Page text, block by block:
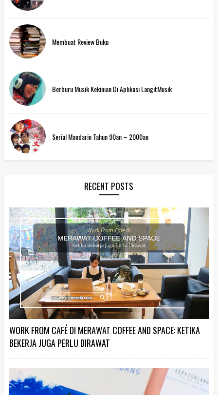
Membuat Review Buku
Berburu Musik Kekinian Di Aplikasi LangitMusik
Serial Mandarin Tahun 90an – 2000an
RECENT POSTS
WORK FROM CAFÉ DI MERAWAT COFFEE AND SPACE: KETIKA
BEKERJA JUGA PERLU DIRAWAT